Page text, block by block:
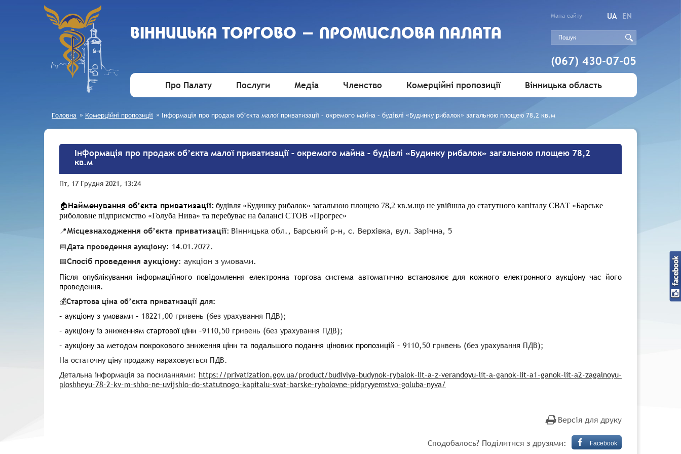
ВIННИЦЬКА ТОРГОВО - ПРОМИСЛОВА ПАЛАТА
Мапа сайту UA EN
(067) 430-07-05
Про Палату Послуги Медіа Членство Комерційні пропозиції Вінницька область
Головна » Комерційні пропозиції » Інформація про продаж об’єкта малої приватизації – окремого майна – будівлі «Будинку рибалок» загальною площею 78,2 кв.м
Інформація про продаж об’єкта малої приватизації – окремого майна – будівлі «Будинку рибалок» загальною площею 78,2
кв.м
Пт, 17 Грудня 2021, 13:24
🏠Найменування об’єкта приватизації: будівля «Будинку рибалок» загальною площею 78,2 кв.м.що не увійшла до статутного капіталу СВАТ «Барське
риболовне підприємство «Голуба Нива» та перебуває на балансі СТОВ «Прогрес»
📍Місцезнаходження oб’єкта приватизації: Вінницька обл., Барський р-н, с. Верхівка, вул. Зарічна, 5
📅Дата проведення аукціону: 14.01.2022.
📅Спосіб проведення аукціону: аукціон з умовами.
Після опублікування інформаційного повідомлення електронна торгова система автоматично встановлює для кожного електронного аукціону час його
проведення.
💰Стартова ціна oб’єкта приватизації для:
– аукціону з умовами – 18221,00 гривень (без урахування ПДВ);
– аукціону із зниженням стартової ціни –9110,50 гривень (без урахування ПДВ);
– аукціону за методом покрокового зниження ціни та подальшого подання цінових пропозицій – 9110,50 гривень (без урахування ПДВ);
На остаточну ціну продажу нараховується ПДВ.
Детальна інформація за посиланнями: https://privatization.gov.ua/product/budivlya-budynok-rybalok-lit-a-z-verandoyu-lit-a-ganok-lit-a1-ganok-lit-a2-zagalnoyu-
ploshheyu-78-2-kv-m-shho-ne-uvijshlo-do-statutnogo-kapitalu-svat-barske-rybolovne-pidpryyemstvo-goluba-nyva/
Версія для друку
Сподобалось? Поділитися з друзями: Facebook